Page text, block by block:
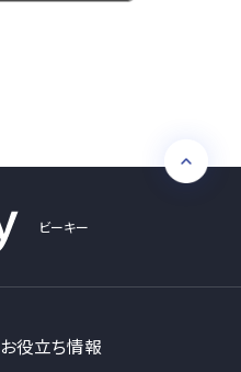
ビーキー
お役立ち情報